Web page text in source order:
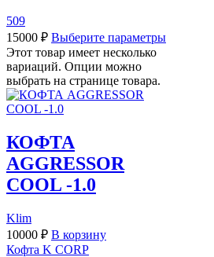
509
15000 ₽ Выберите параметры
Этот товар имеет несколько
вариаций. Опции можно
выбрать на странице товара.
КОФТА
AGGRESSOR
COOL -1.0
Klim
10000 ₽ В корзину
Кофта K CORP